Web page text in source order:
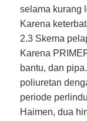
selama kurang
Karena
2.3 Skema
Karena
bantu, dan
poliuretan
periode
Haimen, dua